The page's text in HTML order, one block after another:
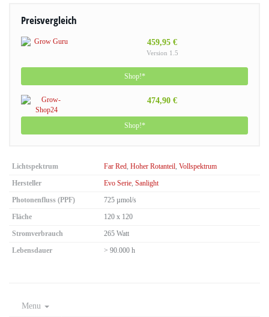
Preisvergleich
459,95 €
Version 1.5
Shop!*
474,90 €
Shop!*
Lichtspektrum Far Red, Hoher Rotanteil, Vollspektrum
Hersteller
Evo Serie, Sanlight
Photonenfluss (PPF)
725 µmol/s
Fläche
120 x 120
Stromverbrauch
265 Watt
Lebensdauer
> 90.000 h
Menu